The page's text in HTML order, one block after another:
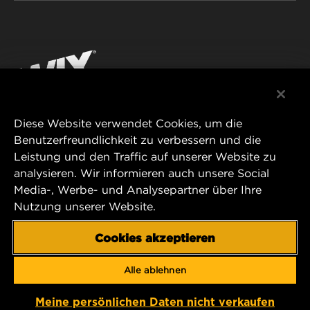
KONTAKT
IMPRESSUM
YouTube
MANN+HUMMEL FT Poland
ul. Wrocławska 145,
63-800 GOSTYŃ, POLAND
Tel. +48 65 572 89 00
E-mail:info@mann-hummel.com
MANN+HUMMEL GROUP
Copyright 2025 MANN+HUMMEL. All rights reserved.
Diese Website verwendet Cookies, um die
Benutzerfreundlichkeit zu verbessern und die
Leistung und den Traffic auf unserer Website zu
analysieren. Wir informieren auch unsere Social
Media-, Werbe- und Analysepartner über Ihre
Nutzung unserer Website.
Cookies akzeptieren
Alle ablehnen
Meine persönlichen Daten nicht verkaufen